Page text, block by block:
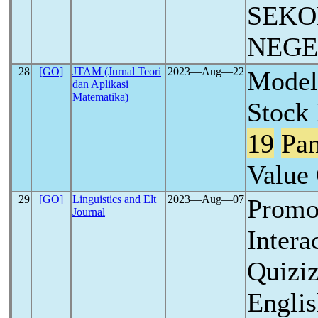
28 [GO]
JTAM (Jurnal Teori
dan Aplikasi
Matematika)
2023―Aug―22
19
Value
29 [GO]
Linguistics and Elt
Journal
2023―Aug―07